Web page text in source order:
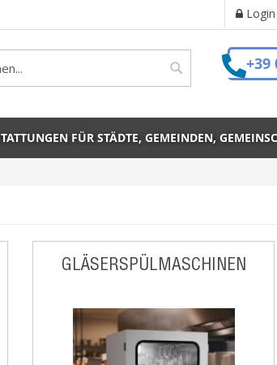
Login
Search
+39
FÜR STÄDTE, GEMEINDEN,
GLÄSERSPÜLMASCHINEN